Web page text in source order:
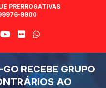
PRERROGATIVAS
9900
RECEBE GRUPO
AO